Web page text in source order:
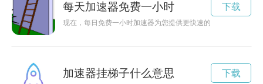
每天加速器免费一小时
现在，每日免费一小时加速器为您提供更快速的网络体验，让
下载
加速器挂梯子什么意思 下载